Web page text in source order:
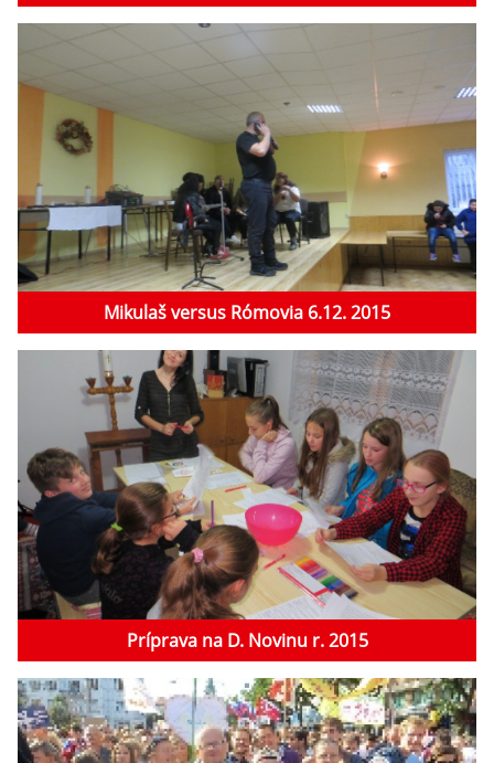
Mikulaš versus Rómovia 6.12. 2015
Príprava na D. Novinu r. 2015